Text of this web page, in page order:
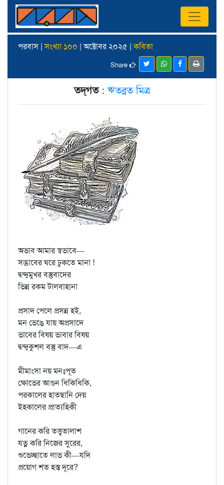
পরবাস |সংখ্যা ১০০ | অক্টোবর ২০২৫ |কবিতা
Share
তদ্‌গত: ঋতব্রত মিত্র
অভাব আমার স্বভাবে—
সদ্ভাবের ঘরে ঢুকতে মানা !
দ্বন্দ্বমুখর বস্তুবাদের
ভিন্ন রকম টালবাহানা
প্রসাদ পেলে প্রসন্ন হই,
মন ভেঙে যায় অপ্রসাদে
ভাবের বিষয় ভাবার বিষয়
দ্বন্দ্বকুশল বস্তু বাদ—এ
মীমাংসা নয় মনঃপূত
ক্ষোভের আগুন ধিকিধিকি,
পরকালের হাতছানি দেয়
ইহকালের প্রাত্যহিকী
গানের করি তত্ত্বতালাশ
যত্ন করি নিজের সুরের,
শুভেচ্ছাতে লাভ কী—যদি
প্রয়োগ শত হস্ত দূরে?